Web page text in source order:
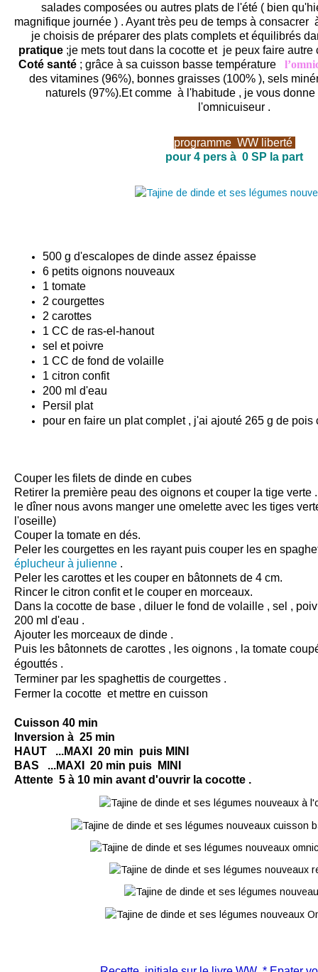
salades composées ou autres plats de l'été ( bien
magnifique journée ) . Ayant très peu de temps à
je choisis de préparer des plats complets et équilibrés
pratique ;je mets tout dans la cocotte et je peux faire
Coté santé ; grâce à sa cuisson basse température
des vitamines (96%), bonnes graisses (100% ), sels
naturels (97%).Et comme à l'habitude , je vous
l'omnicuiseur .
programme WWliberté
pour 4 pers à 0 SP la part
500 g d'escalopes de dinde assez épaisse
6 petits oignons nouveaux
1 tomate
2 courgettes
2 carottes
1 CC de ras-el-hanout
sel et poivre
1 CC de fond de volaille
1 citron confit
200 ml d'eau
Persil plat
pour en faire un plat complet , j'ai ajouté 265 g de pois
Couper les filets de dinde en cubes
Retirer la première peau des oignons et couper la tige verte
le dîner nous avons manger une omelette avec les tiges
l'oseille)
Couper la tomate en dés.
Peler les courgettes en les rayant puis couper les en
éplucheur à julienne .
Peler les carottes et les couper en bâtonnets de 4 cm.
Rincer le citron confit et le couper en morceaux.
Dans la cocotte de base , diluer le fond de volaille , sel ,
200 ml d'eau .
Ajouter les morceaux de dinde .
Puis les bâtonnets de carottes , les oignons , la tomate
égouttés .
Terminer par les spaghettis de courgettes .
Fermer la cocotte et mettre en cuisson
Cuisson 40 min
Inversion à 25 min
HAUT ...MAXI 20 min puis MINI
BAS ...MAXI 20 min puis MINI
Attente 5 à 10 min avant d'ouvrir la cocotte .